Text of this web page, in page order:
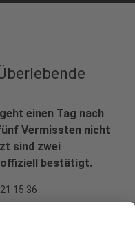
einen Tag nach
Vermissten nicht
sind zwei
bestätigt.
15:36